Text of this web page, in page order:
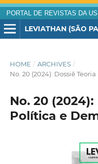
PORTAL DE REVISTAS DA
LEVIATHAN (SÃO
HOME / ARCHIVES /
No. 20 (2024): Dossiê
No. 20
Política e